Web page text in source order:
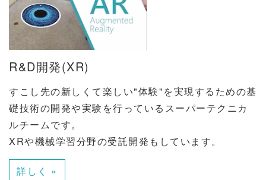
R&D開発(XR)
すこし先の新しくて楽しい"体験"を実現するための基
礎技術の開発や実験を行っているスーパーテクニカ
ルチームです。
XRや機械学習分野の受託開発もしています。
詳しく »